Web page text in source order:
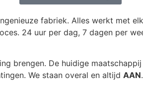
fabriek. Alles werkt met
24 uur per dag, 7 dagen per
brengen. De huidige
We staan overal en altijd AAN.